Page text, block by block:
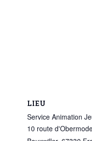
LIEU
Service Animation
10 route